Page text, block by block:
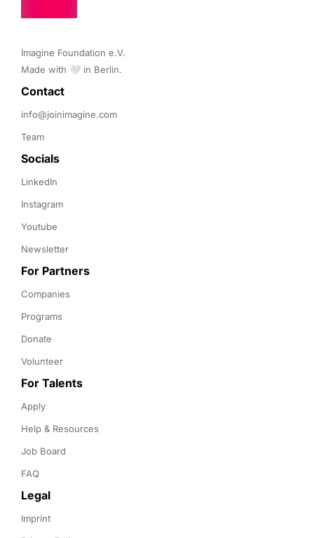
Imagine Foundation e.V.
Made with 🤍 in Berlin.
Contact
info@joinimagine.com
Team
Socials
LinkedIn
Instagram
Youtube
Newsletter
For Partners
Companies
Programs
Donate
Volunteer
For Talents
Apply
Help & Resources
Job Board
FAQ
Legal
Imprint